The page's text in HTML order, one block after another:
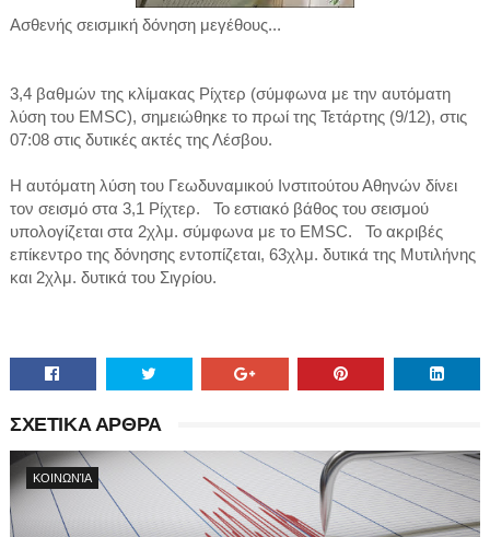
Ασθενής σεισμική δόνηση μεγέθους...
3,4 βαθμών της κλίμακας Ρίχτερ (σύμφωνα με την αυτόματη
λύση του EMSC), σημειώθηκε το πρωί της Τετάρτης (9/12), στις
07:08 στις δυτικές ακτές της Λέσβου.
H αυτόματη λύση του Γεωδυναμικού Ινστιτούτου Αθηνών δίνει
τον σεισμό στα 3,1 Ρίχτερ. Το εστιακό βάθος του σεισμού
υπολογίζεται στα 2χλμ. σύμφωνα με το EMSC. Το ακριβές
επίκεντρο της δόνησης εντοπίζεται, 63χλμ. δυτικά της Μυτιλήνης
και 2χλμ. δυτικά του Σιγρίου.
ΣΧΕΤΙΚΑ ΑΡΘΡΑ
ΚΟΙΝΩΝΊΑ